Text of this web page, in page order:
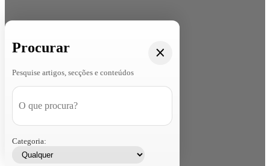
Procurar
Pesquise artigos, secções e conteúdos
Categoria: